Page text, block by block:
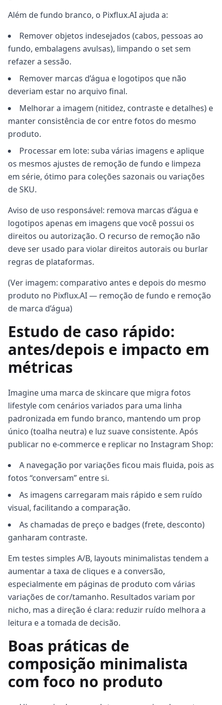
Além de fundo branco, o Pixflux.AI ajuda a:
Remover objetos indesejados (cabos, pessoas ao
fundo, embalagens avulsas), limpando o set sem
refazer a sessão.
Remover marcas d’água e logotipos que não
deveriam estar no arquivo final.
Melhorar a imagem (nitidez, contraste e detalhes) e
manter consistência de cor entre fotos do mesmo
produto.
Processar em lote: suba várias imagens e aplique
os mesmos ajustes de remoção de fundo e limpeza
em série, ótimo para coleções sazonais ou variações
de SKU.
Aviso de uso responsável: remova marcas d’água e
logotipos apenas em imagens que você possui os
direitos ou autorização. O recurso de remoção não
deve ser usado para violar direitos autorais ou burlar
regras de plataformas.
(Ver imagem: comparativo antes e depois do mesmo
produto no Pixflux.AI — remoção de fundo e remoção
de marca d’água)
Estudo de caso rápido:
antes/depois e impacto em
métricas
Imagine uma marca de skincare que migra fotos
lifestyle com cenários variados para uma linha
padronizada em fundo branco, mantendo um prop
único (toalha neutra) e luz suave consistente. Após
publicar no e-commerce e replicar no Instagram Shop:
A navegação por variações ficou mais fluida, pois as
fotos “conversam” entre si.
As imagens carregaram mais rápido e sem ruído
visual, facilitando a comparação.
As chamadas de preço e badges (frete, desconto)
ganharam contraste.
Em testes simples A/B, layouts minimalistas tendem a
aumentar a taxa de cliques e a conversão,
especialmente em páginas de produto com várias
variações de cor/tamanho. Resultados variam por
nicho, mas a direção é clara: reduzir ruído melhora a
leitura e a tomada de decisão.
Boas práticas de
composição minimalista
com foco no produto